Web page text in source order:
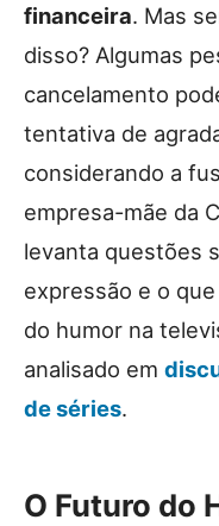
financeira. Mas
disso? Algumas
cancelamento
tentativa de
considerando a
empresa-mãe da
levanta questões
expressão e o
do humor na
analisado em
de séries.
O Futuro do